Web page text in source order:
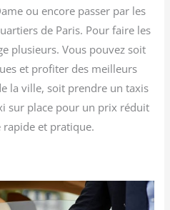
ou encore passer par les
de Paris. Pour faire les
plusieurs. Vous pouvez soit
et profiter des meilleurs
la ville, soit prendre un taxis
sur place pour un prix réduit
et pratique.